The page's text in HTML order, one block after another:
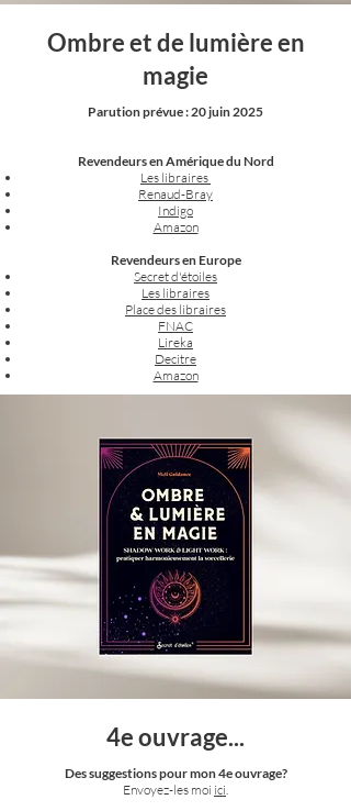
Ombre et de lumière en
magie
Parution prévue : 20 juin 2025
Revendeurs en Amérique du Nord
Les libraires
Renaud-Bray
Indigo
Amazon
Revendeurs en Europe
Secret d'étoiles
Les libraires
Place des libraires
FNAC
Lireka
Decitre
Amazon
4e ouvrage...
Des suggestions pour mon 4e ouvrage?
Envoyez-les moi ici.